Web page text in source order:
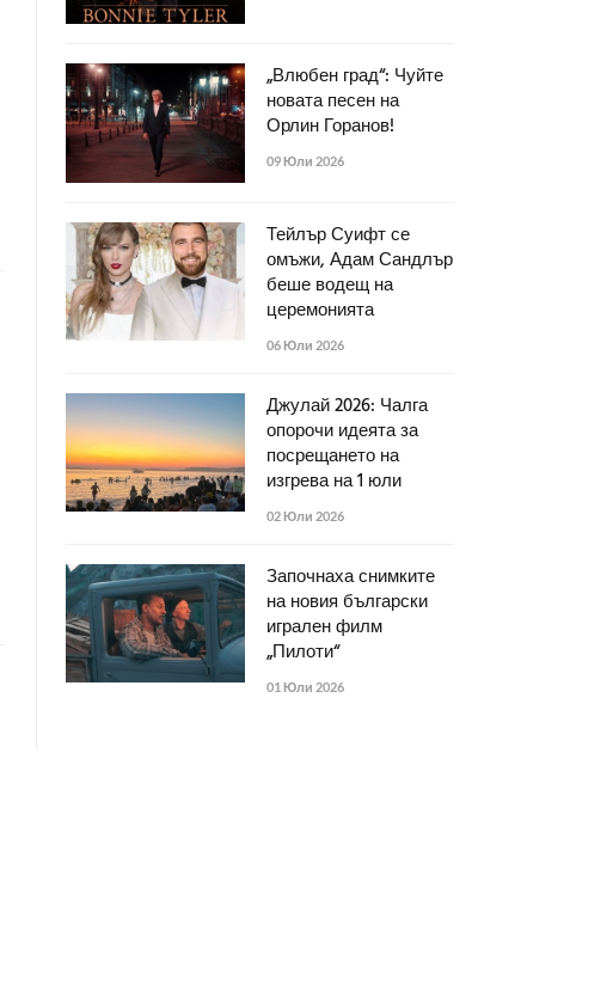
„Влюбен град“: Чуйте
новата песен на
Орлин Горанов!
09 Юли 2026
Тейлър Суифт се
омъжи, Адам Сандлър
беше водещ на
церемонията
06 Юли 2026
Джулай 2026: Чалга
опорочи идеята за
посрещането на
изгрева на 1 юли
02 Юли 2026
Започнаха снимките
на новия български
игрален филм
„Пилоти“
01 Юли 2026